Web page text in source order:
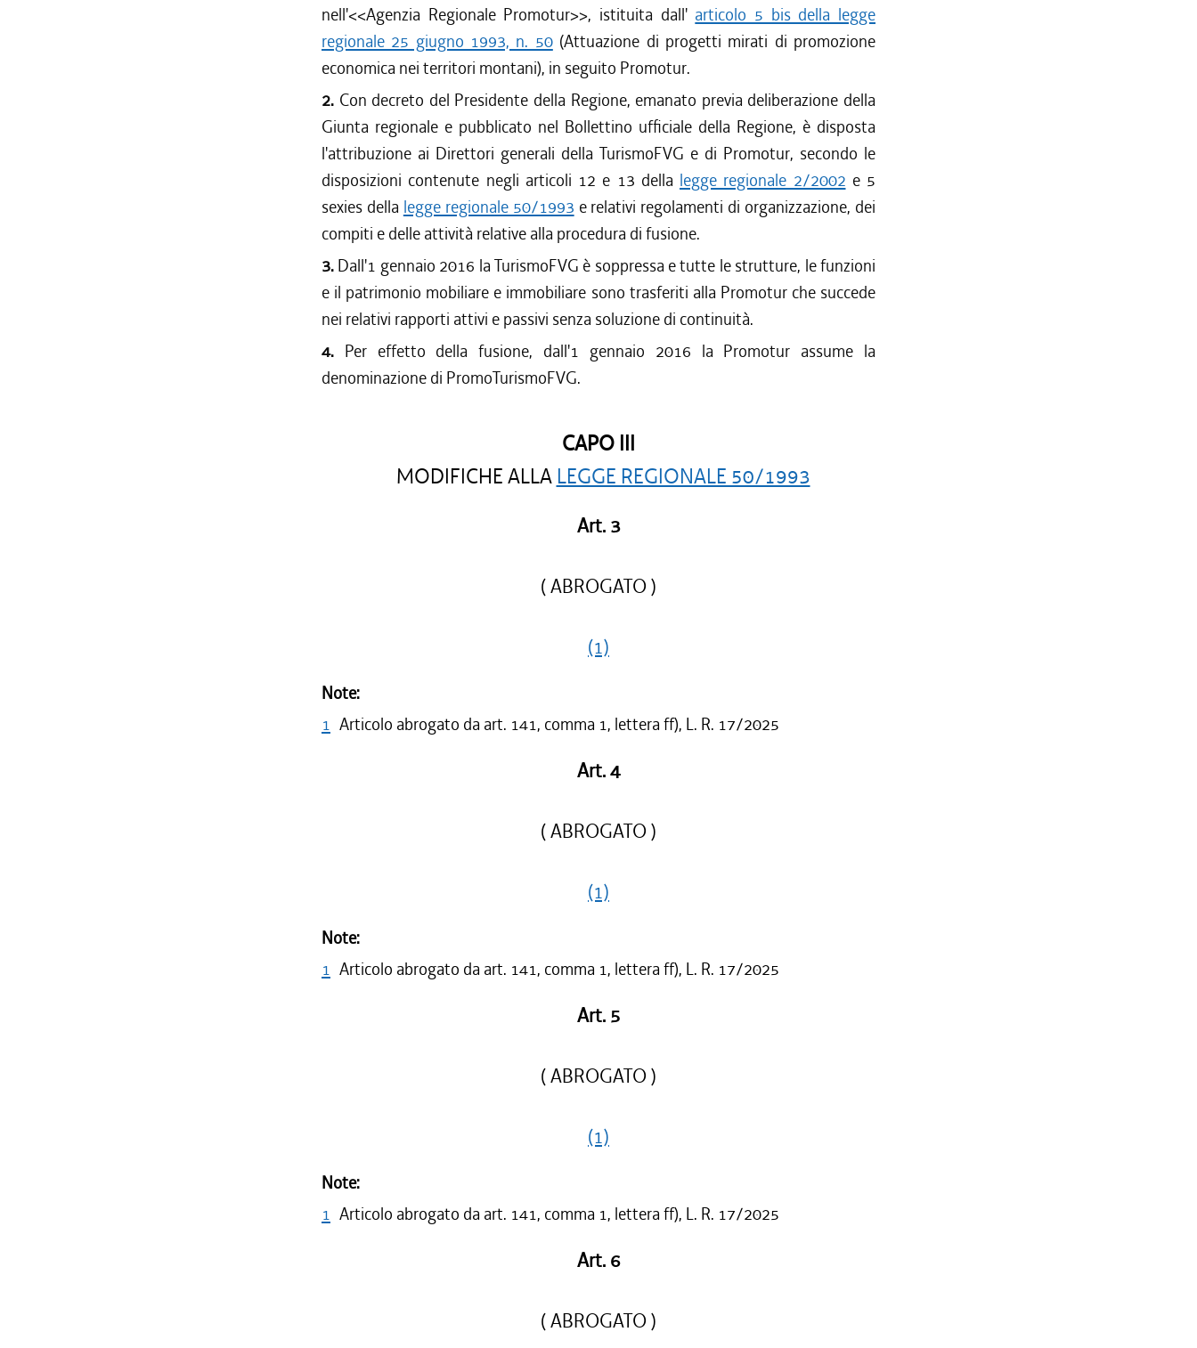
nell'<<Agenzia Regionale Promotur>>, istituita dall' articolo 5 bis della legge
regionale 25 giugno 1993, n. 50(Attuazione di progetti mirati di promozione
economica nei territori montani), in seguito Promotur.
2. Con decreto del Presidente della Regione, emanato previa deliberazione della
Giunta regionale e pubblicato nel Bollettino ufficiale della Regione, è disposta
l'attribuzione ai Direttori generali della TurismoFVG e di Promotur, secondo le
disposizioni contenute negli articoli 12 e 13 della legge regionale 2/2002 e 5
sexies della legge regionale 50/1993 e relativi regolamenti di organizzazione, dei
compiti e delle attività relative alla procedura di fusione.
3. Dall'1 gennaio 2016 la TurismoFVG è soppressa e tutte le strutture, le funzioni
e il patrimonio mobiliare e immobiliare sono trasferiti alla Promotur che succede
nei relativi rapporti attivi e passivi senza soluzione di continuità.
4. Per effetto della fusione, dall'1 gennaio 2016 la Promotur assume la
denominazione di PromoTurismoFVG.
CAPO III
MODIFICHE ALLA LEGGE REGIONALE 50/1993
Art. 3
( ABROGATO )
(1)
Note:
1 Articolo abrogato da art. 141, comma 1, lettera ff), L. R. 17/2025
Art. 4
( ABROGATO )
(1)
Note:
1 Articolo abrogato da art. 141, comma 1, lettera ff), L. R. 17/2025
Art. 5
( ABROGATO )
(1)
Note:
1 Articolo abrogato da art. 141, comma 1, lettera ff), L. R. 17/2025
Art. 6
( ABROGATO )